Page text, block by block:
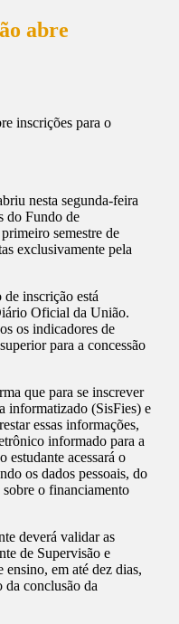
abre
nesta segunda-feira
do Fundo de
semestre de
exclusivamente pela
inscrição está
Oficial da União.
os indicadores de
para a concessão
que para se inscrever
informatizado (SisFies) e
essas informações,
informado para a
estudante acessará o
os dados pessoais, do
o financiamento
deverá validar as
de Supervisão e
em até dez dias,
da conclusão da